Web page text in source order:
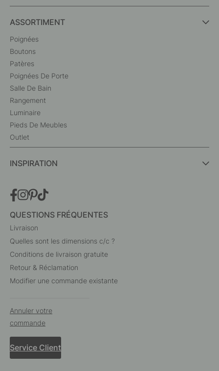
ASSORTIMENT
Poignées
Boutons
Patères
Poignées De Porte
Salle De Bain
Rangement
Luminaire
Pieds De Meubles
Outlet
INSPIRATION
QUESTIONS FRÉQUENTES
Livraison
Quelles sont les dimensions c/c ?
Conditions de livraison gratuite
Retour & Réclamation
Modifier une commande existante
Annuler votre
commande
Service Client